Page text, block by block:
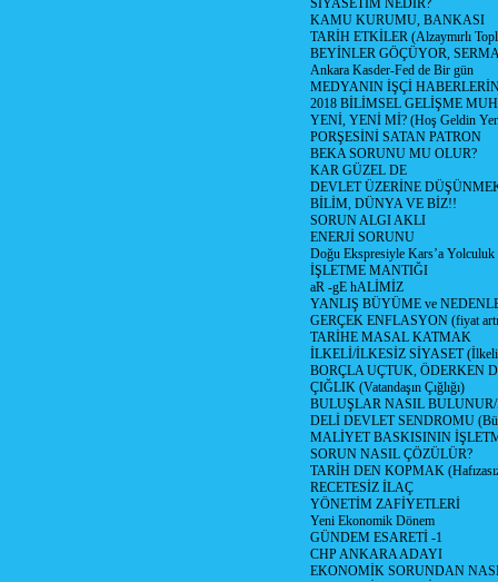
SİYASETİM NEDİR?
KAMU KURUMU, BANKASI
TARİH ETKİLER (Alzaymırlı
BEYİNLER GÖÇÜYOR,
Ankara Kasder-Fed de Bir gün
MEDYANIN İŞÇİ
2018 BİLİMSEL GELİŞME
YENİ, YENİ Mİ? (Hoş Geldin
PORŞESİNİ SATAN PATRON
BEKA SORUNU MU OLUR?
KAR GÜZEL DE
DEVLET ÜZERİNE
BİLİM, DÜNYA VE BİZ!!
SORUN ALGI AKLI
ENERJİ SORUNU
Doğu Ekspresiyle Kars’a Yolculuk
İŞLETME MANTIĞI
aR -gE hALİMİZ
YANLIŞ BÜYÜME ve
GERÇEK ENFLASYON (fiyat
TARİHE MASAL KATMAK
İLKELİ/İLKESİZ SİYASET
BORÇLA UÇTUK, ÖDERKEN
ÇIĞLIK (Vatandaşın Çığlığı)
BULUŞLAR NASIL
DELİ DEVLET SENDROMU
MALİYET BASKISININ
SORUN NASIL ÇÖZÜLÜR?
TARİH DEN KOPMAK
RECETESİZ İLAÇ
YÖNETİM ZAFİYETLERİ
Yeni Ekonomik Dönem
GÜNDEM ESARETİ -1
CHP ANKARA ADAYI
EKONOMİK SORUNDAN